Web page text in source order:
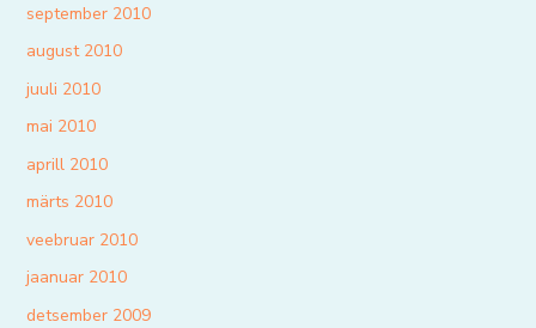
september 2010
august 2010
juuli 2010
mai 2010
aprill 2010
märts 2010
veebruar 2010
jaanuar 2010
detsember 2009